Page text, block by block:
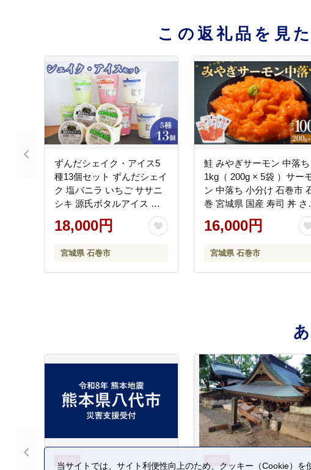
この返礼品を見
ずんだシェイク・アイス5
種13個セット ずんだシェイ
ク 塩バニラ いちご ササニ
シキ 源氏ボタルアイス 母
18,000円
宮城県 石巻市
鮭 みやぎサーモン 中落ち
1kg（ 200g × 5袋 ）サー
ン 中落ち 小分け 石巻市
巻 宮城県 国産 寿司 丼 さ
もん 鮭 さけ パック 1キロ
個包装 銀鮭 養殖銀鮭 真空
しゃけ シャケ 送料無料 宮
城 石巻
16,000円
宮城県 石巻市
当サイトでは、サイト利便性向上のため、クッキー（Cookie）